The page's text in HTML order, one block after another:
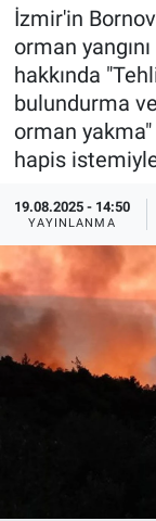
İzmir'in
orman
hakkında
bulundurma
orman yakma"
hapis
19.08.2025 - 14:50
YAYINLANMA
Ege Saati
Ege'den
Eğitim
Eğlence
Ekonomi
Forum
Yayın Akışı
İletişim
Son
Haber Arşivi